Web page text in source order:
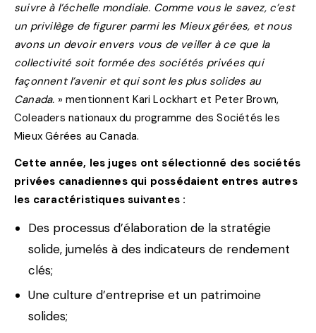
suivre à l’échelle mondiale. Comme vous le savez, c’est
un privilège de figurer parmi les Mieux gérées, et nous
avons un devoir envers vous de veiller à ce que la
collectivité soit formée des sociétés privées qui
façonnent l’avenir et qui sont les plus solides au
Canada. » mentionnent Kari Lockhart et Peter Brown,
Coleaders nationaux du programme des Sociétés les
Mieux Gérées au Canada.
Cette année, les juges ont sélectionné des sociétés
privées canadiennes qui possédaient entres autres
les caractéristiques suivantes :
Des processus d’élaboration de la stratégie
solide, jumelés à des indicateurs de rendement
clés;
Une culture d’entreprise et un patrimoine
solides;